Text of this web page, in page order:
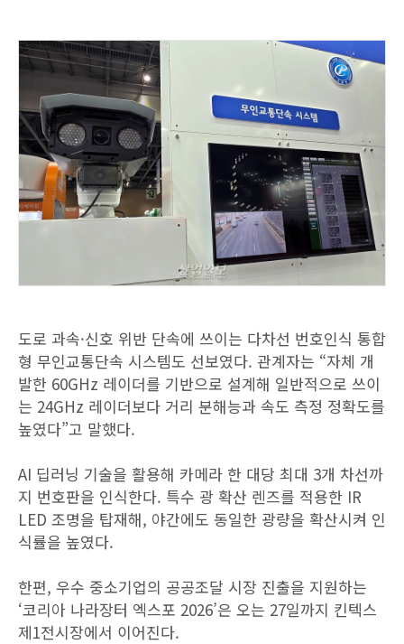
도로 과속·신호 위반 단속에 쓰이는 다차선 번호인식 통합
형 무인교통단속 시스템도 선보였다. 관계자는 “자체 개
발한 60GHz 레이더를 기반으로 설계해 일반적으로 쓰이
는 24GHz 레이더보다 거리 분해능과 속도 측정 정확도를
높였다”고 말했다.
AI 딥러닝 기술을 활용해 카메라 한 대당 최대 3개 차선까
지 번호판을 인식한다. 특수 광 확산 렌즈를 적용한 IR
LED 조명을 탑재해, 야간에도 동일한 광량을 확산시켜 인
식률을 높였다.
한편, 우수 중소기업의 공공조달 시장 진출을 지원하는
‘코리아 나라장터 엑스포 2026’은 오는 27일까지 킨텍스
제1전시장에서 이어진다.